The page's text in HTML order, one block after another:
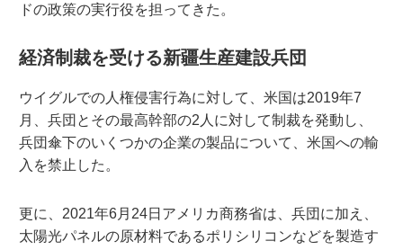
ドの政策の実行役を担ってきた。
経済制裁を受ける新疆生産建設兵団
ウイグルでの人権侵害行為に対して、米国は2019年7
月、兵団とその最高幹部の2人に対して制裁を発動し、
兵団傘下のいくつかの企業の製品について、米国への輸
入を禁止した。
更に、2021年6月24日アメリカ商務省は、兵団に加え、
太陽光パネルの原材料であるポリシリコンなどを製造す